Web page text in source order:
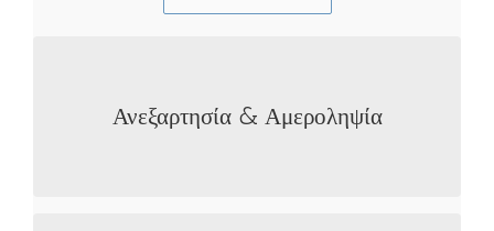
Ανεξαρτησία & Αμεροληψία
μέγεθος της επιχείρησης, ή τη χορήγηση
προγενέστερης Πιστοποίησης.